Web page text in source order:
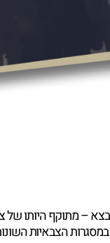
– מתוקף היותו של
הצבאיות